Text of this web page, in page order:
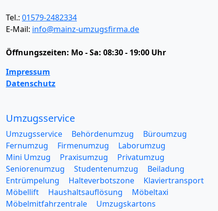
Tel.: 01579-2482334
E-Mail: info@mainz-umzugsfirma.de
Öffnungszeiten: Mo - Sa: 08:30 - 19:00 Uhr
Impressum
Datenschutz
Umzugsservice
Umzugsservice Behördenumzug
Büroumzug
Fernumzug
Firmenumzug
Laborumzug
Mini Umzug
Praxisumzug
Privatumzug
Seniorenumzug
Studentenumzug
Beiladung
Entrümpelung
Halteverbotszone
Klaviertransport
Möbellift
Haushaltsauflösung
Möbeltaxi
Möbelmitfahrzentrale
Umzugskartons